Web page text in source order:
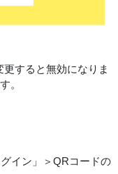
すると無効になりま
。
イン」＞QRコードの